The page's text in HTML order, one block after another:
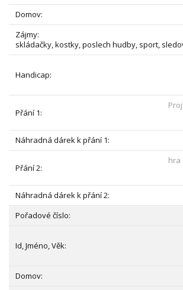
skládačky, kostky, poslech hudby, sport,
hra